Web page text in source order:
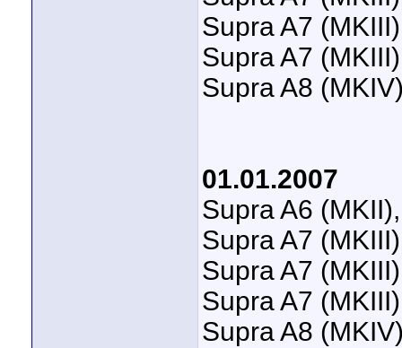
Supra A7
Supra A7
Supra A8
01.01.2007
Supra A6
Supra A7
Supra A7
Supra A7
Supra A8